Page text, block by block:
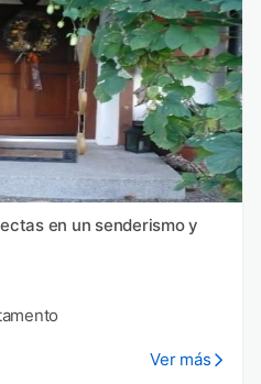
en un senderismo y
Ver más